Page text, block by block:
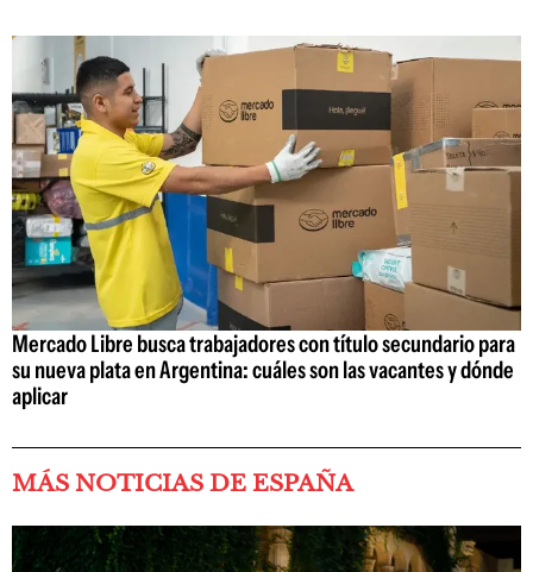
Mercado Libre busca trabajadores con título secundario para
su nueva plata en Argentina: cuáles son las vacantes y dónde
aplicar
MÁS NOTICIAS DE ESPAÑA